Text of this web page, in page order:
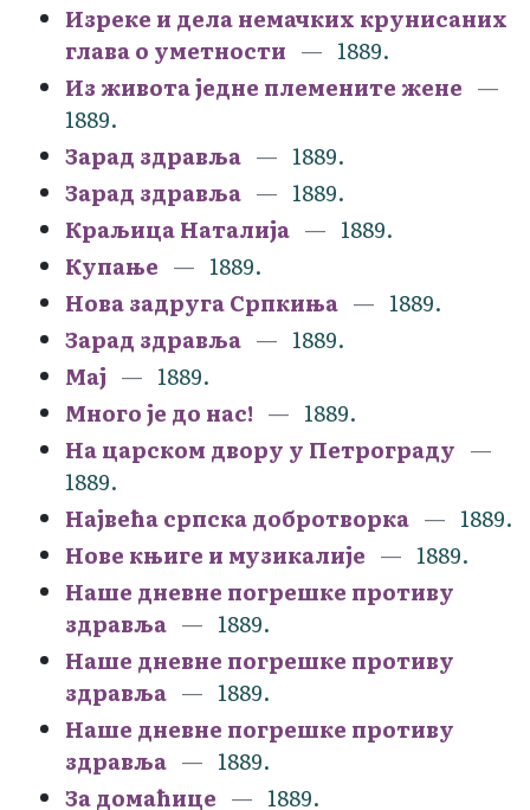
Изреке и дела немачких крунисаних
глава о уметности
1889.
Из живота једне племените жене
1889.
Зарад здравља
1889.
Зарад здравља
1889.
Краљица Наталија
1889.
Купање
1889.
Нова задруга Српкиња
1889.
Зарад здравља
1889.
Мај
1889.
Много је до нас!
1889.
На царском двору у Петрограду
1889.
Највећа српска добротворка
1889.
Нове књиге и музикалије
1889.
Наше дневне погрешке противу
здравља
1889.
Наше дневне погрешке противу
здравља
1889.
Наше дневне погрешке противу
здравља
1889.
За домаћице
1889.